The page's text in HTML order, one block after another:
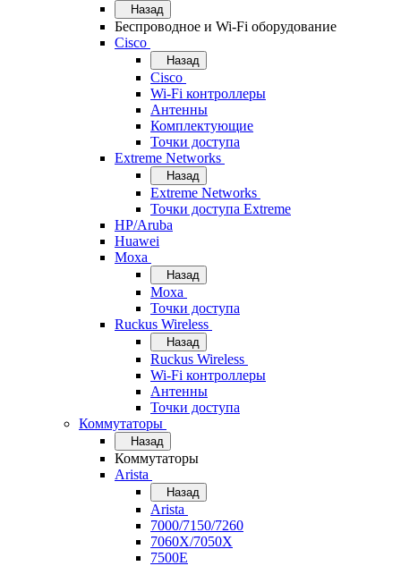
Назад
Беспроводное и Wi-Fi оборудование
Cisco
Назад
Cisco
Wi-Fi контроллеры
Антенны
Комплектующие
Точки доступа
Extreme Networks
Назад
Extreme Networks
Точки доступа Extreme
HP/Aruba
Huawei
Moxa
Назад
Moxa
Точки доступа
Ruckus Wireless
Назад
Ruckus Wireless
Wi-Fi контроллеры
Антенны
Точки доступа
Коммутаторы
Назад
Коммутаторы
Arista
Назад
Arista
7000/7150/7260
7060X/7050X
7500E